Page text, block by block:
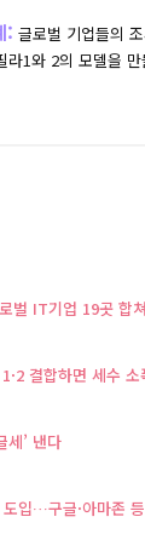
: 글로벌 기업들의
라1와 2의 모델을
벌 IT기업 19곳 합
결합하면 세수
세’ 낸다
도입…구글·아마존